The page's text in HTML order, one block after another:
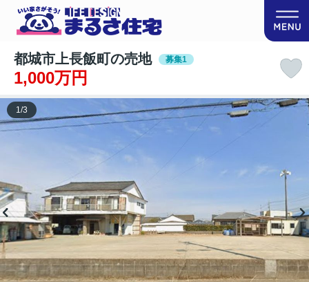
都城市上長飯町の売地 募集1
1,000万円
1/3